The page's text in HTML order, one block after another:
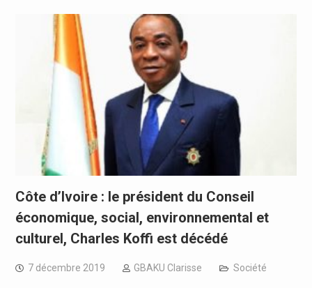
Côte d’Ivoire : le président du Conseil
économique, social, environnemental et
culturel, Charles Koffi est décédé
7 décembre 2019 GBAKU Clarisse Société